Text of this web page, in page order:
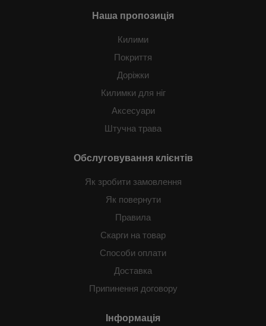
Наша пропозиція
Килими
Покриття
Доріжки
Килимки для ніг
Аксесуари
Штучна трава
Обслуговування клієнтів
Як зробити замовлення
Як повернути
Правила
Скарги на товар
Способи оплати
Доставка
Припинення договору
Інформація